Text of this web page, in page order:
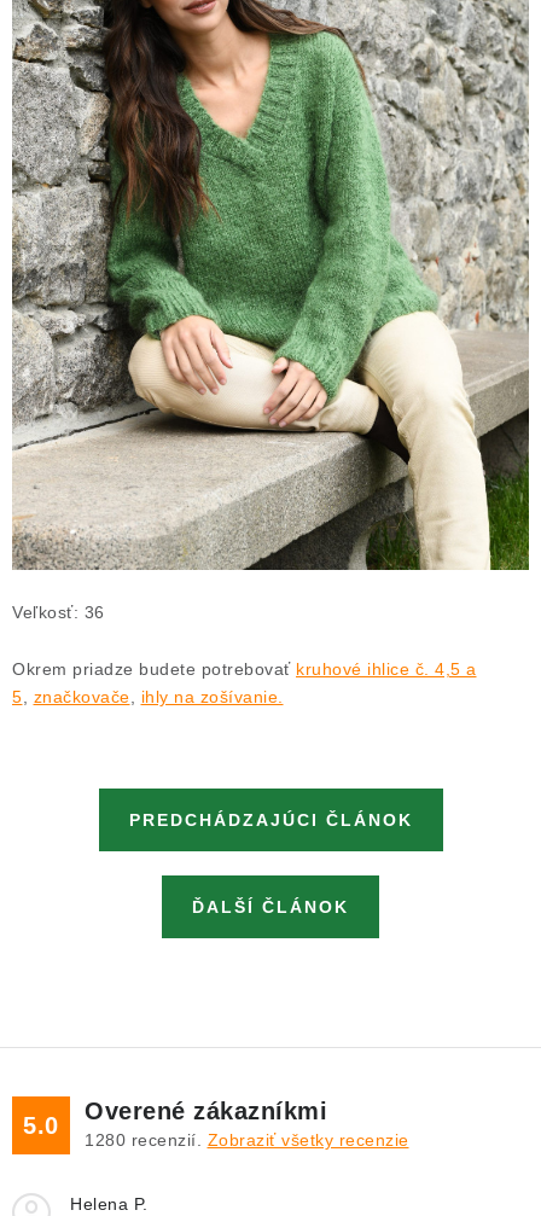
VIDEO návody k ovládaniu e-shopu
Oznamy Kontakty
Veľkosť: 36
Okrem priadze budete potrebovať kruhové ihlice č. 4,5 a
5
značkovače ihly na zošívanie
PREDCHÁDZAJÚCI ČLÁNOK
ĎALŠÍ ČLÁNOK
5.0
Overené zákazníkmi
1280 recenzií. Zobraziť všetky recenzie
Helena P.